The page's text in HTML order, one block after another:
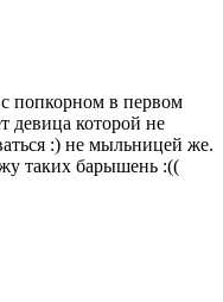
попкорном в первом
девица которой не
:) не мыльницей же.
таких барышень :((